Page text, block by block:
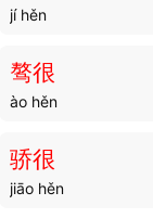
刚慠
刚悍
刚巨
jí hěn
骜很
ào hěn
骄很
jiāo hěn